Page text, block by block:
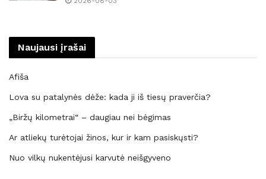
Naujausi įrašai
Afiša
Lova su patalynės dėže: kada ji iš tiesų praverčia?
„Biržų kilometrai“ – daugiau nei bėgimas
Ar atliekų turėtojai žinos, kur ir kam pasiskųsti?
Nuo vilkų nukentėjusi karvutė neišgyveno